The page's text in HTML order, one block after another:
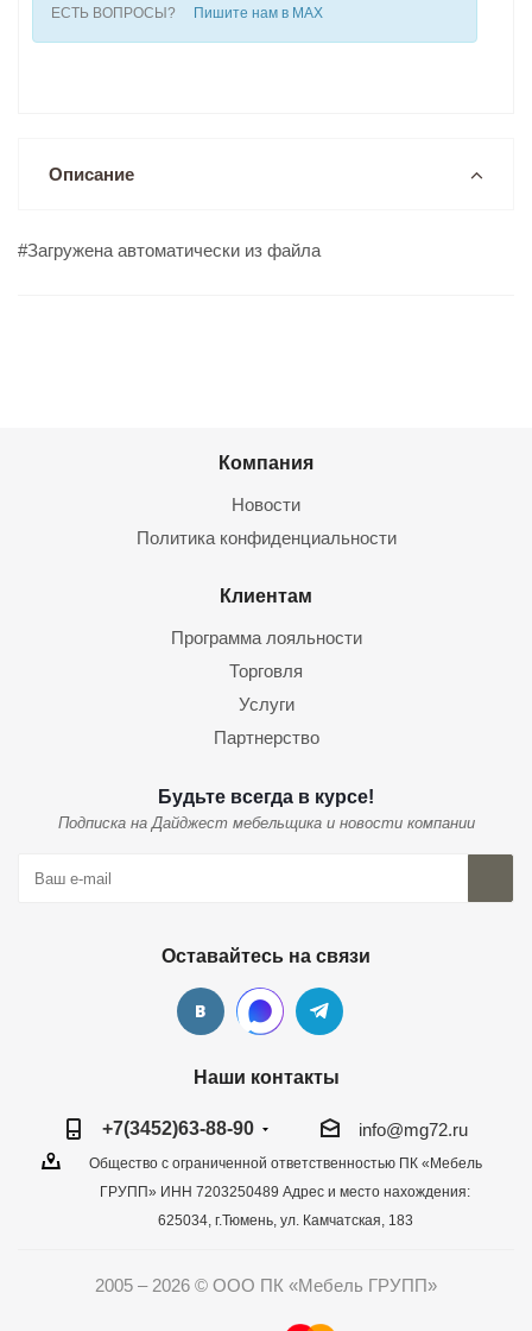
ЕСТЬ ВОПРОСЫ? Пишите нам в MAX
Описание
#Загружена автоматически из файла
Компания
Новости
Политика конфиденциальности
Клиентам
Программа лояльности
Торговля
Услуги
Партнерство
Будьте всегда в курсе!
Подписка на Дайджест мебельщика и новости компании
Оставайтесь на связи
Наши контакты
+7(3452)63-88-90 info@mg72.ru
Общество с ограниченной ответственностью ПК «Мебель
ГРУПП» ИНН 7203250489 Адрес и место нахождения:
625034, г.Тюмень, ул. Камчатская, 183
2005 – 2026 © ООО ПК «Мебель ГРУПП»